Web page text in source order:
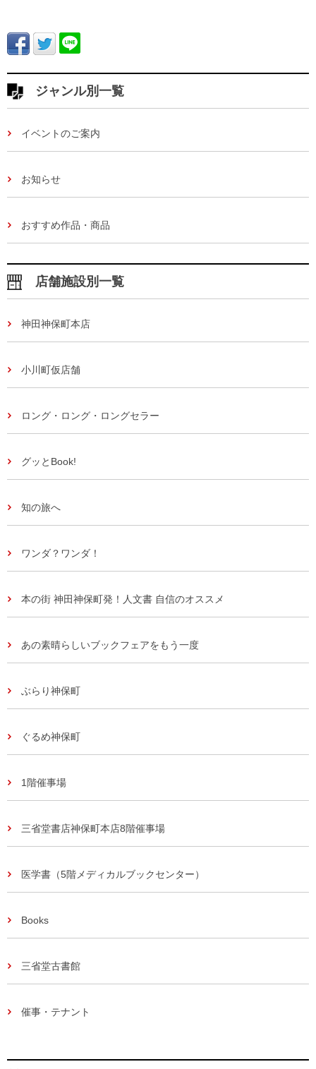
ジャンル別一覧
イベントのご案内
お知らせ
おすすめ作品・商品
店舗施設別一覧
神田神保町本店
小川町仮店舗
ロング・ロング・ロングセラー
グッとBook!
知の旅へ
ワンダ？ワンダ！
本の街 神田神保町発！人文書 自信のオススメ
あの素晴らしいブックフェアをもう一度
ぶらり神保町
ぐるめ神保町
1階催事場
三省堂書店神保町本店8階催事場
医学書（5階メディカルブックセンター）
Books
三省堂古書館
催事・テナント